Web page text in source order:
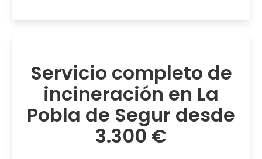
Servicio completo de
incineración en La
Pobla de Segur desde
3.300 €